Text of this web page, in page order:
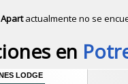
actualmente no se
en
LODGE